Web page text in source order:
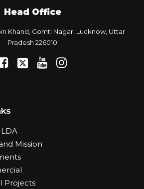
Head Office
Khand, Gomti Nagar, Lucknow, Uttar
Pradesh 226010
Mission
Projects